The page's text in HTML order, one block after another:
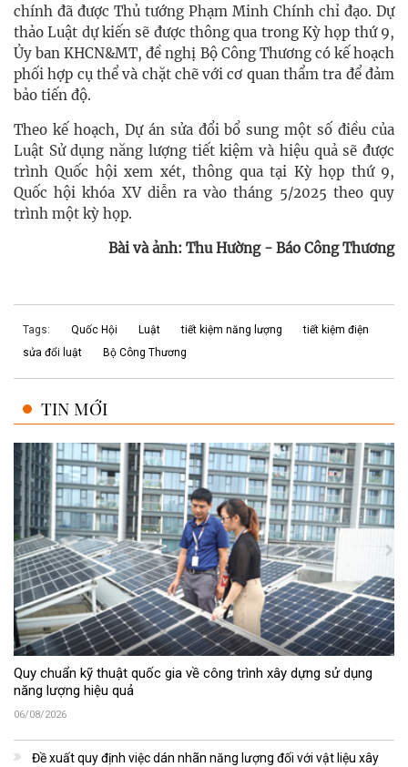
chính đã được Thủ tướng Phạm Minh Chính chỉ đạo. Dự
thảo Luật dự kiến sẽ được thông qua trong Kỳ họp thứ 9,
Ủy ban KHCN&MT, đề nghị Bộ Công Thương có kế hoạch
phối hợp cụ thể và chặt chẽ với cơ quan thẩm tra để đảm
bảo tiến độ.
Theo kế hoạch, Dự án sửa đổi bổ sung một số điều của
Luật Sử dụng năng lượng tiết kiệm và hiệu quả sẽ được
trình Quốc hội xem xét, thông qua tại Kỳ họp thứ 9,
Quốc hội khóa XV diễn ra vào tháng 5/2025 theo quy
trình một kỳ họp.
Bài và ảnh: Thu Hường - Báo Công Thương
Tags: Quốc Hội Luật tiết kiệm năng lượng
tiết kiệm điện
sửa đổi luật
Bộ Công Thương
TIN MỚI
Quy chuẩn kỹ thuật quốc gia về công trình xây dựng sử dụng
năng lượng hiệu quả
06/08/2026
Đề xuất quy định việc dán nhãn năng lượng đối với vật liệu xây